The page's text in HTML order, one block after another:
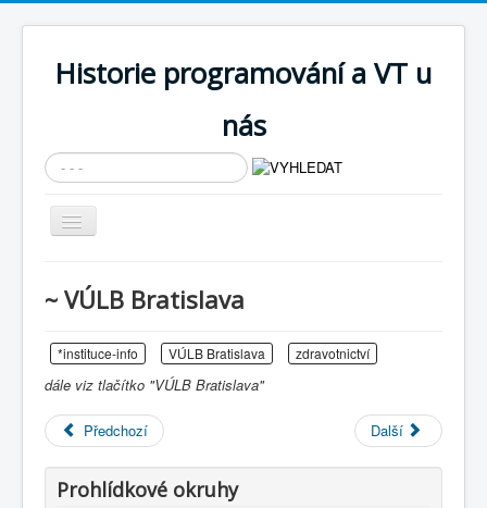
Historie programování a VT u
nás
Vyhledávání...
Přepnout
navigaci
Cíle expozice
PRŮVODCE EXPOZICÍ
Současnost SW a IT
KNIHOVNA
COBOL
~ VÚLB Bratislava
*instituce-info VÚLB Bratislava zdravotnictví
dále viz tlačítko "VÚLB Bratislava"
Předchozí Další
Prohlídkové okruhy